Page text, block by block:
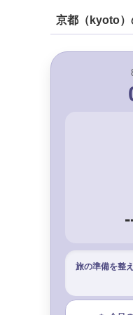
京都（kyoto）
旅の準備を整